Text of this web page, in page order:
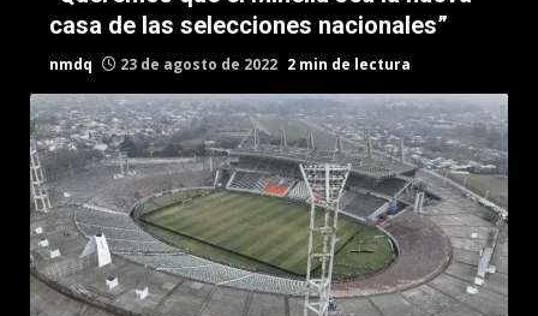
casa de las selecciones nacionales”
nmdq 23 de agosto de 2022 2 min de lectura